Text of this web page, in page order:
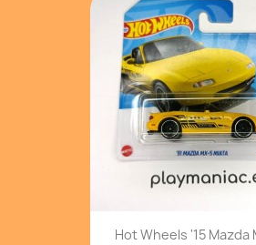
Hot Wheels '15 Mazda